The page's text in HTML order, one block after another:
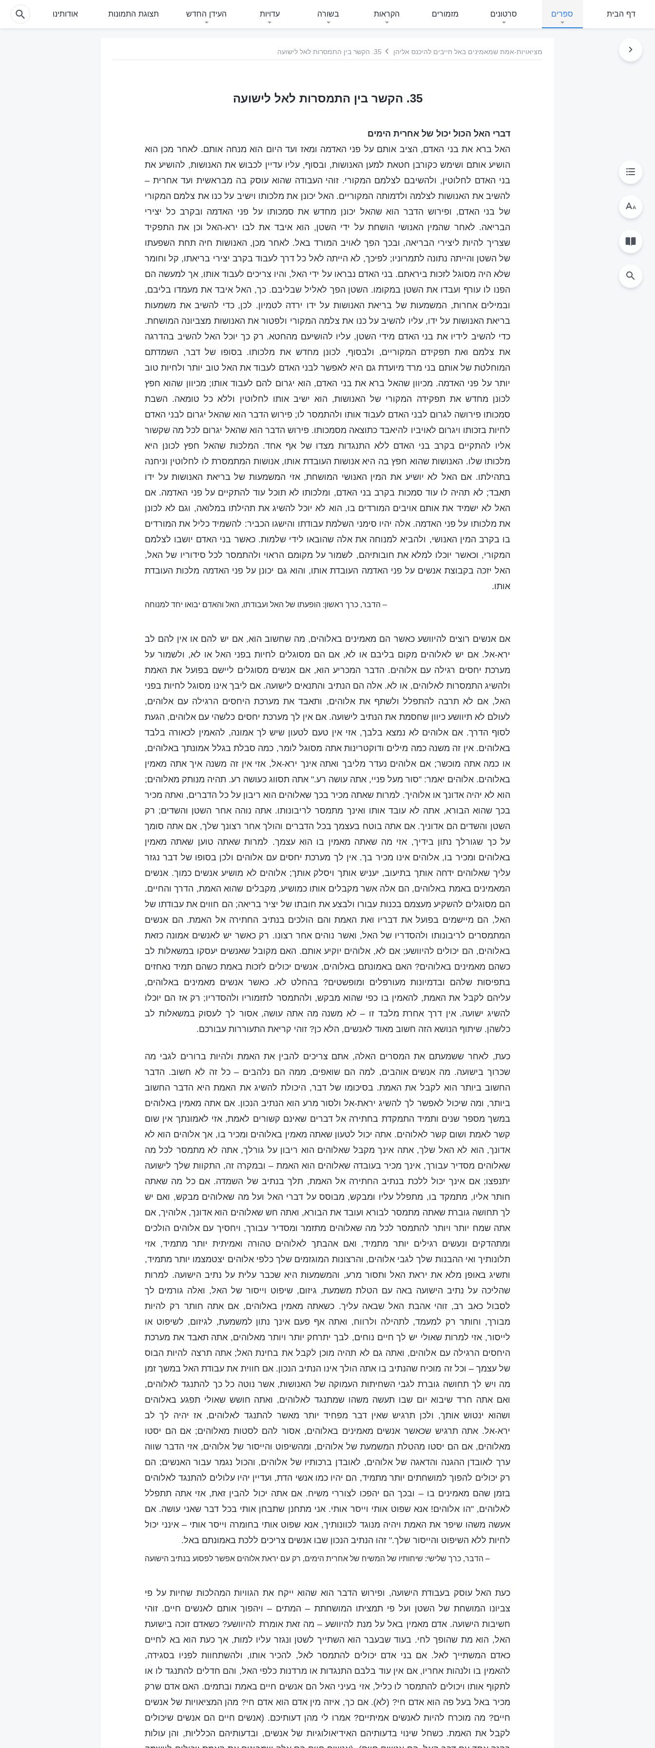
דף הבית ספרים סרטונים מזמורים הקראות בשורה עדויות העידן החדש תצוגת התמונות אודותינו
מציאויות-אמת שמאמינים באל חייבים להיכנס אליהן 35. הקשר בין התמסרות לאל לישועה
35. הקשר בין התמסרות לאל לישועה
דברי האל הכול יכול של אחרית הימים
האל ברא את בני האדם, הציב אותם על פני האדמה ומאז ועד היום הוא מנחה אותם. לאחר מכן הוא
הושיע אותם ושימש כקורבן חטאת למען האנושות, ובסוף, עליו עדיין לכבוש את האנושות, להושיע את
בני האדם לחלוטין, ולהשיבם לצלמם המקורי. זוהי העבודה שהוא עוסק בה מבראשית ועד אחרית –
להשיב את האנושות לצלמה ולדמותה המקוריים. האל יכונן את מלכותו וישיב על כנו את צלמם המקורי
של בני האדם, ופירוש הדבר הוא שהאל יכונן מחדש את סמכותו על פני האדמה ובקרב כל יצירי
הבריאה. לאחר שהמין האנושי הושחת על ידי השטן, הוא איבד את לבו ירא-האל וכן את התפקיד
שצריך להיות ליצירי הבריאה, ובכך הפך לאויב המורד באל. לאחר מכן, האנושות חיה תחת השפעתו
של השטן והייתה נתונה לתמרוניו; לפיכך, לא הייתה לאל כל דרך לעבוד בקרב יצירי בריאתו, קל וחומר
שלא היה מסוגל לזכות ביראתם. בני האדם נבראו על ידי האל, והיו צריכים לעבוד אותו, אך למעשה הם
הפנו לו עורף ועבדו את השטן במקומו. השטן הפך לאליל שבליבם. כך, האל איבד את מעמדו בליבם,
ובמילים אחרות, המשמעות של בריאת האנושות על ידו ירדה לטמיון. לכן, כדי להשיב את משמעות
בריאת האנושות על ידו, עליו להשיב על כנו את צלמה המקורי ולפטור את האנושות מצביונה המושחת.
כדי להשיב לידיו את בני האדם מידי השטן, עליו להושיעם מהחטא. רק כך יוכל האל להשיב בהדרגה
את צלמם ואת תפקידם המקוריים, ולבסוף, לכונן מחדש את מלכותו. בסופו של דבר, השמדתם
המוחלטת של אותם בני מרד מיועדת גם היא לאפשר לבני האדם לעבוד את האל טוב יותר ולחיות טוב
יותר על פני האדמה. מכיוון שהאל ברא את בני האדם, הוא יגרום להם לעבוד אותו; מכיוון שהוא חפץ
לכונן מחדש את תפקידה המקורי של האנושות, הוא ישיב אותו לחלוטין וללא כל טומאה. השבת
סמכותו פירושה לגרום לבני האדם לעבוד אותו ולהתמסר לו; פירוש הדבר הוא שהאל יגרום לבני האדם
לחיות בזכותו ויגרום לאויביו להיאבד כתוצאה מסמכותו. פירוש הדבר הוא שהאל יגרום לכל מה שקשור
אליו להתקיים בקרב בני האדם ללא התנגדות מצדו של אף אחד. המלכות שהאל חפץ לכונן היא
מלכותו שלו. האנושות שהוא חפץ בה היא אנושות העובדת אותו, אנושות המתמסרת לו לחלוטין וניחנה
בתהילתו. אם האל לא יושיע את המין האנושי המושחת, אזי המשמעות של בריאת האנושות על ידו
תאבד; לא תהיה לו עוד סמכות בקרב בני האדם, ומלכותו לא תוכל עוד להתקיים על פני האדמה. אם
האל לא ישמיד את אותם אויבים המורדים בו, הוא לא יוכל להשיג את תהילתו במלואה, וגם לא לכונן
את מלכותו על פני האדמה. אלה יהיו סימני השלמת עבודתו והישגו הכביר: להשמיד כליל את המורדים
בו בקרב המין האנושי, ולהביא למנוחה את אלה שהובאו לידי שלמות. כאשר בני האדם יושבו לצלמם
המקורי, וכאשר יוכלו למלא את חובותיהם, לשמור על מקומם הראוי ולהתמסר לכל סידוריו של האל,
האל יזכה בקבוצת אנשים על פני האדמה העובדת אותו, והוא גם יכונן על פני האדמה מלכות העובדת
אותו.
– הדבר, כרך ראשון: הופעתו של האל ועבודתו, האל והאדם יבואו יחד למנוחה
אם אנשים רוצים להיוושע כאשר הם מאמינים באלוהים, מה שחשוב הוא, אם יש להם או אין להם לב
ירא-אל. אם יש לאלוהים מקום בליבם או לא, אם הם מסוגלים לחיות בפני האל או לא, ולשמור על
מערכת יחסים רגילה עם אלוהים. הדבר המכריע הוא, אם אנשים מסוגלים ליישם בפועל את האמת
ולהשיג התמסרות לאלוהים, או לא. אלה הם הנתיב והתנאים לישועה. אם ליבך אינו מסוגל לחיות בפני
האל, אם לא תרבה להתפלל ולשתף את אלוהים, ותאבד את מערכת היחסים הרגילה עם אלוהים,
לעולם לא תיוושע כיוון שחסמת את הנתיב לישועה. אם אין לך מערכת יחסים כלשהי עם אלוהים, הגעת
לסוף הדרך. אם אלוהים לא נמצא בלבך, אזי אין טעם לטעון שיש לך אמונה, להאמין לכאורה בלבד
באלוהים. אין זה משנה כמה מילים ודוקטרינות אתה מסוגל לומר, כמה סבלת בגלל אמונתך באלוהים,
או כמה אתה מוכשר; אם אלוהים נעדר מליבך ואתה אינך ירא-אל, אזי אין זה משנה איך אתה מאמין
באלוהים. אלוהים יאמר: "סור מעל פניי, אתה עושה רע." אתה תסווג כעושה רע. תהיה מנותק מאלוהים;
הוא לא יהיה אדונך או אלוהיך. למרות שאתה מכיר בכך שאלוהים הוא ריבון על כל הדברים, ואתה מכיר
בכך שהוא הבורא, אתה לא עובד אותו ואינך מתמסר לריבונותו. אתה נוהה אחר השטן והשדים; רק
השטן והשדים הם אדוניך. אם אתה בוטח בעצמך בכל הדברים והולך אחר רצונך שלך, אם אתה סומך
על כך שגורלך נתון בידיך, אזי מה שאתה מאמין בו הוא עצמך. למרות שאתה טוען שאתה מאמין
באלוהים ומכיר בו, אלוהים אינו מכיר בך. אין לך מערכת יחסים עם אלוהים ולכן בסופו של דבר נגזר
עליך שאלוהים ידחה אותך בתיעוב, יעניש אותך ויסלק אותך; אלוהים לא מושיע אנשים כמוך. אנשים
המאמינים באמת באלוהים, הם אלה אשר מקבלים אותו כמושיע, מקבלים שהוא האמת, הדרך והחיים.
הם מסוגלים להשקיע מעצמם בכנות עבורו ולבצע את חובתו של יציר בריאה; הם חווים את עבודתו של
האל, הם מיישמים בפועל את דבריו ואת האמת והם הולכים בנתיב החתירה אל האמת. הם אנשים
המתמסרים לריבונותו ולהסדריו של האל, ואשר נוהים אחר רצונו. רק כאשר יש לאנשים אמונה כזאת
באלוהים, הם יכולים להיוושע; אם לא, אלוהים יוקיע אותם. האם מקובל שאנשים יעסקו במשאלות לב
כשהם מאמינים באלוהים? האם באמונתם באלוהים, אנשים יכולים לזכות באמת כשהם תמיד נאחזים
בתפיסות שלהם ובדמיונות מעורפלים ומופשטים? בהחלט לא. כאשר אנשים מאמינים באלוהים,
עליהם לקבל את האמת, להאמין בו כפי שהוא מבקש, ולהתמסר לתזמוריו ולהסדריו; רק אז הם יוכלו
להשיג ישועה. אין דרך אחרת מלבד זו – לא משנה מה אתה עושה, אסור לך לעסוק במשאלות לב
כלשהן. שיתוף הנושא הזה חשוב מאוד לאנשים, הלא כן? זוהי קריאת התעוררות עבורכם.
כעת, לאחר ששמעתם את המסרים האלה, אתם צריכים להבין את האמת ולהיות ברורים לגבי מה
שכרוך בישועה. מה אנשים אוהבים, למה הם שואפים, ממה הם נלהבים – כל זה לא חשוב. הדבר
החשוב ביותר הוא לקבל את האמת. בסיכומו של דבר, היכולת להשיג את האמת היא הדבר החשוב
ביותר, ומה שיכול לאפשר לך להשיג יראת-אל ולסור מרע הוא הנתיב הנכון. אם אתה מאמין באלוהים
במשך מספר שנים ותמיד התמקדת בחתירה אל דברים שאינם קשורים לאמת, אזי לאמונתך אין שום
קשר לאמת ושום קשר לאלוהים. אתה יכול לטעון שאתה מאמין באלוהים ומכיר בו, אך אלוהים הוא לא
אדונך, הוא לא האל שלך, אתה אינך מקבל שאלוהים הוא ריבון על גורלך, אתה לא מתמסר לכל מה
שאלוהים מסדיר עבורך, אינך מכיר בעובדה שאלוהים הוא האמת – ובמקרה זה, התקוות שלך לישועה
יתנפצו; אם אינך יכול ללכת בנתיב החתירה אל האמת, תלך בנתיב של השמדה. אם כל מה שאתה
חותר אליו, מתמקד בו, מתפלל עליו ומבקש, מבוסס על דברי האל ועל מה שאלוהים מבקש, ואם יש
לך תחושה גוברת שאתה מתמסר לבורא ועובד את הבורא, ואתה חש שאלוהים הוא אדונך, אלוהיך, אם
אתה שמח יותר ויותר להתמסר לכל מה שאלוהים מתזמר ומסדיר עבורך, ויחסיך עם אלוהים הולכים
ומתהדקים ונעשים רגילים יותר מתמיד, ואם אהבתך לאלוהים טהורה ואמיתית יותר מתמיד, אזי
תלונותיך ואי ההבנות שלך לגבי אלוהים, והרצונות המוגזמים שלך כלפי אלוהים יצטמצמו יותר מתמיד,
ותשיג באופן מלא את יראת האל ותסור מרע, והמשמעות היא שכבר עלית על נתיב הישועה. למרות
שהליכה על נתיב הישועה באה עם הטלת משמעת, גיזום, שיפוט וייסור של האל, ואלה גורמים לך
לסבול כאב רב, זוהי אהבת האל שבאה עליך. כשאתה מאמין באלוהים, אם אתה חותר רק להיות
מבורך, וחותר רק למעמד, לתהילה ולרווח, ואתה אף פעם אינך נתון למשמעת, לגיזום, לשיפוט או
לייסור, אזי למרות שאולי יש לך חיים נוחים, לבך יתרחק יותר ויותר מאלוהים, אתה תאבד את מערכת
היחסים הרגילה עם אלוהים, ואתה גם לא תהיה מוכן לקבל את בחינת האל; אתה תרצה להיות הבוס
של עצמך – וכל זה מוכיח שהנתיב בו אתה הולך אינו הנתיב הנכון. אם חווית את עבודת האל במשך זמן
מה ויש לך תחושה גוברת לגבי השחיתות העמוקה של האנושות, אשר נוטה כל כך להתנגד לאלוהים,
ואם אתה חרד שיבוא יום שבו תעשה משהו שמתנגד לאלוהים, ואתה חושש שאולי תפגע באלוהים
ושהוא ינטוש אותך, ולכן תרגיש שאין דבר מפחיד יותר מאשר להתנגד לאלוהים, אז יהיה לך לב
ירא-אל. אתה תרגיש שכאשר אנשים מאמינים באלוהים, אסור להם לסטות מאלוהים; אם הם יסטו
מאלוהים, אם הם יסטו מהטלת המשמעת של אלוהים, ומהשיפוט והייסור של אלוהים, אזי הדבר שווה
ערך לאובדן ההגנה והדאגה של אלוהים, לאובדן ברכותיו של אלוהים, והכול נגמר עבור האנשים; הם
רק יכולים להפוך למושחתים יותר מתמיד, הם יהיו כמו אנשי הדת, ועדיין יהיו עלולים להתנגד לאלוהים
בזמן שהם מאמינים בו – ובכך הם יהפכו לצוררי משיח. אם אתה יכול להבין זאת, אזי אתה תתפלל
לאלוהים, "הו אלוהים! אנא שפוט אותי וייסר אותי. אני מתחנן שתבחן אותי בכל דבר שאני עושה. אם
אעשה משהו שיפר את האמת ויהיה מנוגד לכוונותיך, אנא שפוט אותי בחומרה וייסר אותי – אינני יכול
לחיות ללא השיפוט והייסור שלך." זהו הנתיב הנכון שבו אנשים צריכים ללכת באמונתם באל.
– הדבר, כרך שלישי: שיחותיו של המשיח של אחרית הימים, רק עם יראת אלוהים אפשר לפסוע בנתיב הישועה
כעת האל עוסק בעבודת הישועה, ופירוש הדבר הוא שהוא ייקח את הגוויות המהלכות שחיות על פי
צביונו המושחת של השטן ועל פי תמציתו המושחתת – המתים – ויהפוך אותם לאנשים חיים. זוהי
חשיבות הישועה. אדם מאמין באל על מנת להיוושע – מה זאת אומרת להיוושע? כשאדם זוכה בישועת
האל, הוא מת שהופך לחי. בעוד שבעבר הוא השתייך לשטן ונגזר עליו למות, אך כעת הוא בא לחיים
כאדם המשתייך לאל. אם בני אדם יכולים להתמסר לאל, להכיר אותו, ולהשתחוות לפניו בסגידה,
להאמין בו ולנהות אחריו, אם אין עוד בלבם התנגדות או מרדנות כלפי האל, והם חדלים להתנגד לו או
לתקוף אותו ויכולים להתמסר לו כליל, אזי בעיני האל הם אנשים חיים באמת ובתמים. האם אדם שרק
מכיר באל בעל פה הוא אדם חי? (לא). אם כך, איזה מין אדם הוא אדם חי? מהן המציאויות של אנשים
חיים? מה מוכרח להיות לאנשים אמיתיים? אמרו לי מהן דעותיכם. (אנשים חיים הם אנשים שיכולים
לקבל את האמת. כשחל שינוי בדעותיהם האידיאולוגיות של אנשים, ובדעותיהם הכלליות, והן עולות